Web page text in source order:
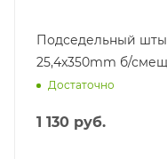
Подседельный
25,4x350mm б/
Достаточно
1 130 руб.